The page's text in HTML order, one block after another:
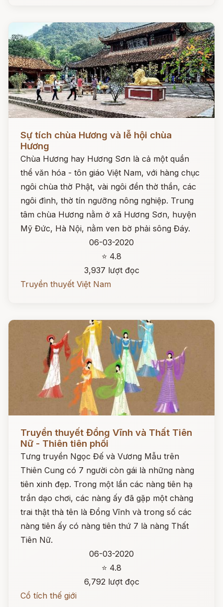
Sự tích chùa Hương và lễ hội chùa
Hương
Chùa Hương hay Hương Sơn là cả một quần
thể văn hóa - tôn giáo Việt Nam, với hàng chục
ngôi chùa thờ Phật, vài ngôi đền thờ thần, các
ngôi đình, thờ tín ngưỡng nông nghiệp. Trung
tâm chùa Hương nằm ở xã Hương Sơn, huyện
Mỹ Đức, Hà Nội, nằm ven bờ phải sông Đáy.
06-03-2020
⭐ 4.8
3,937 lượt đọc
Truyền thuyết Việt Nam
Đọc ngay
Truyền thuyết Đổng Vĩnh và Thất Tiên
Nữ - Thiên tiên phối
Tưng truyền Ngọc Đế và Vương Mẫu trên
Thiên Cung có 7 người còn gái là những nàng
tiên xinh đẹp. Trong một lần các nàng tiên hạ
trần dạo chơi, các nàng ấy đã gặp một chàng
trai thật thà tên là Đổng Vĩnh và trong số các
nàng tiên ấy có nàng tiên thứ 7 là nàng Thất
Tiên Nữ.
06-03-2020
⭐ 4.8
6,792 lượt đọc
Cổ tích thế giới